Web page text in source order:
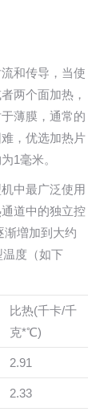
和传导，当使
两个面加热，
薄膜，通常的
，优选加热片
1毫米。
中最广泛使用
道中的独立控
渐増加到大约
度（如下
比热(千卡/千
克*℃)
2.91
2.33